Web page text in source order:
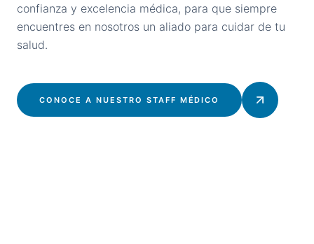
confianza y excelencia médica, para que siempre
encuentres en nosotros un aliado para cuidar de tu
salud.
CONOCE A NUESTRO STAFF MÉDICO